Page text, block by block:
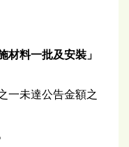
材料一批及安裝」
一未達公告金額之